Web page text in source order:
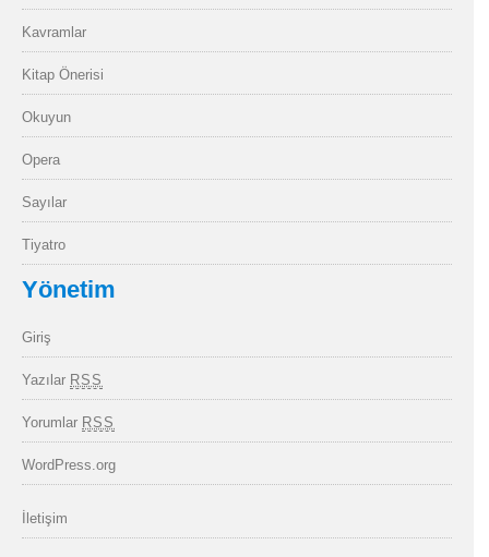
Kavramlar
Kitap Önerisi
Okuyun
Opera
Sayılar
Tiyatro
Yönetim
Giriş
Yazılar RSS
Yorumlar RSS
WordPress.org
İletişim